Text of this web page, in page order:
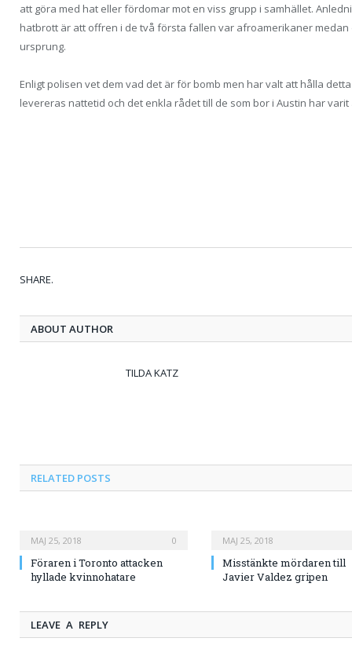
att göra med hat eller fördomar mot en viss grupp i samhället.
hatbrott är att offren i de två första fallen var afroamerikaner
ursprung.
Enligt polisen vet dem vad det är för bomb men har valt att hålla
levereras nattetid och det enkla rådet till de som bor i Austin har
SHARE.
ABOUT AUTHOR
TILDA KATZ
RELATED POSTS
MAJ 25, 2018 0
Föraren i Toronto attacken
hyllade kvinnohatare
MAJ 25, 2018
Misstänkte mördaren till
Javier Valdez gripen
LEAVE A REPLY